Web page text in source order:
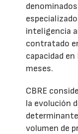
inteligencia
contratado
capacidad
meses.
CBRE
la evolución
volumen de